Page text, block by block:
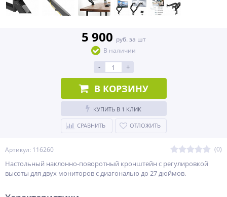
Артикул: 116260 (0)
Настольный наклонно-поворотный кронштейн с регулировкой
высоты для двух мониторов с диагональю до 27 дюймов.
5 900 руб. за шт
В наличии
- +
В КОРЗИНУ
КУПИТЬ В 1 КЛИК
СРАВНИТЬ ОТЛОЖИТЬ